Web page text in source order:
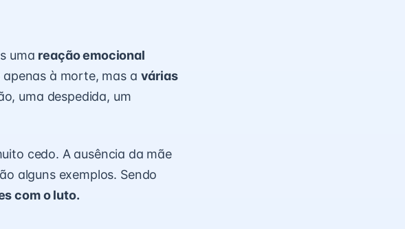
uma reação emocional
à morte, mas a várias
uma despedida, um
cedo. A ausência da mãe
alguns exemplos. Sendo
com o luto.